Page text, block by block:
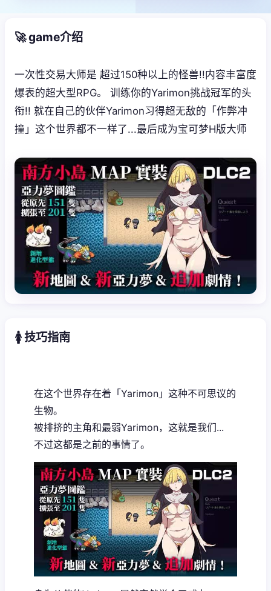
🚀 game介绍
一次性交易大师是 超过150种以上的怪兽!!内容丰富度
爆表的超大型RPG。 训练你的Yarimon挑战冠军的头
衔!! 就在自己的伙伴Yarimon习得超无敌的「作弊冲
撞」这个世界都不一样了...最后成为宝可梦H版大师
🚺 技巧指南
在这个世界存在着「Yarimon」这种不可思议的
生物。
被排挤的主角和最弱Yarimon，这就是我们...
不过这都是之前的事情了。